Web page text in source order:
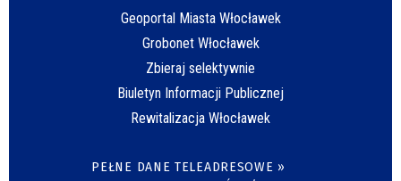
Geoportal Miasta Włocławek
Grobonet Włocławek
Zbieraj selektywnie
Biuletyn Informacji Publicznej
Rewitalizacja Włocławek
PEŁNE DANE TELEADRESOWE »